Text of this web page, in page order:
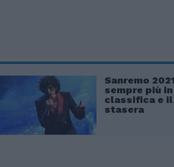
Sanremo
sempre più
classifica e il
stasera